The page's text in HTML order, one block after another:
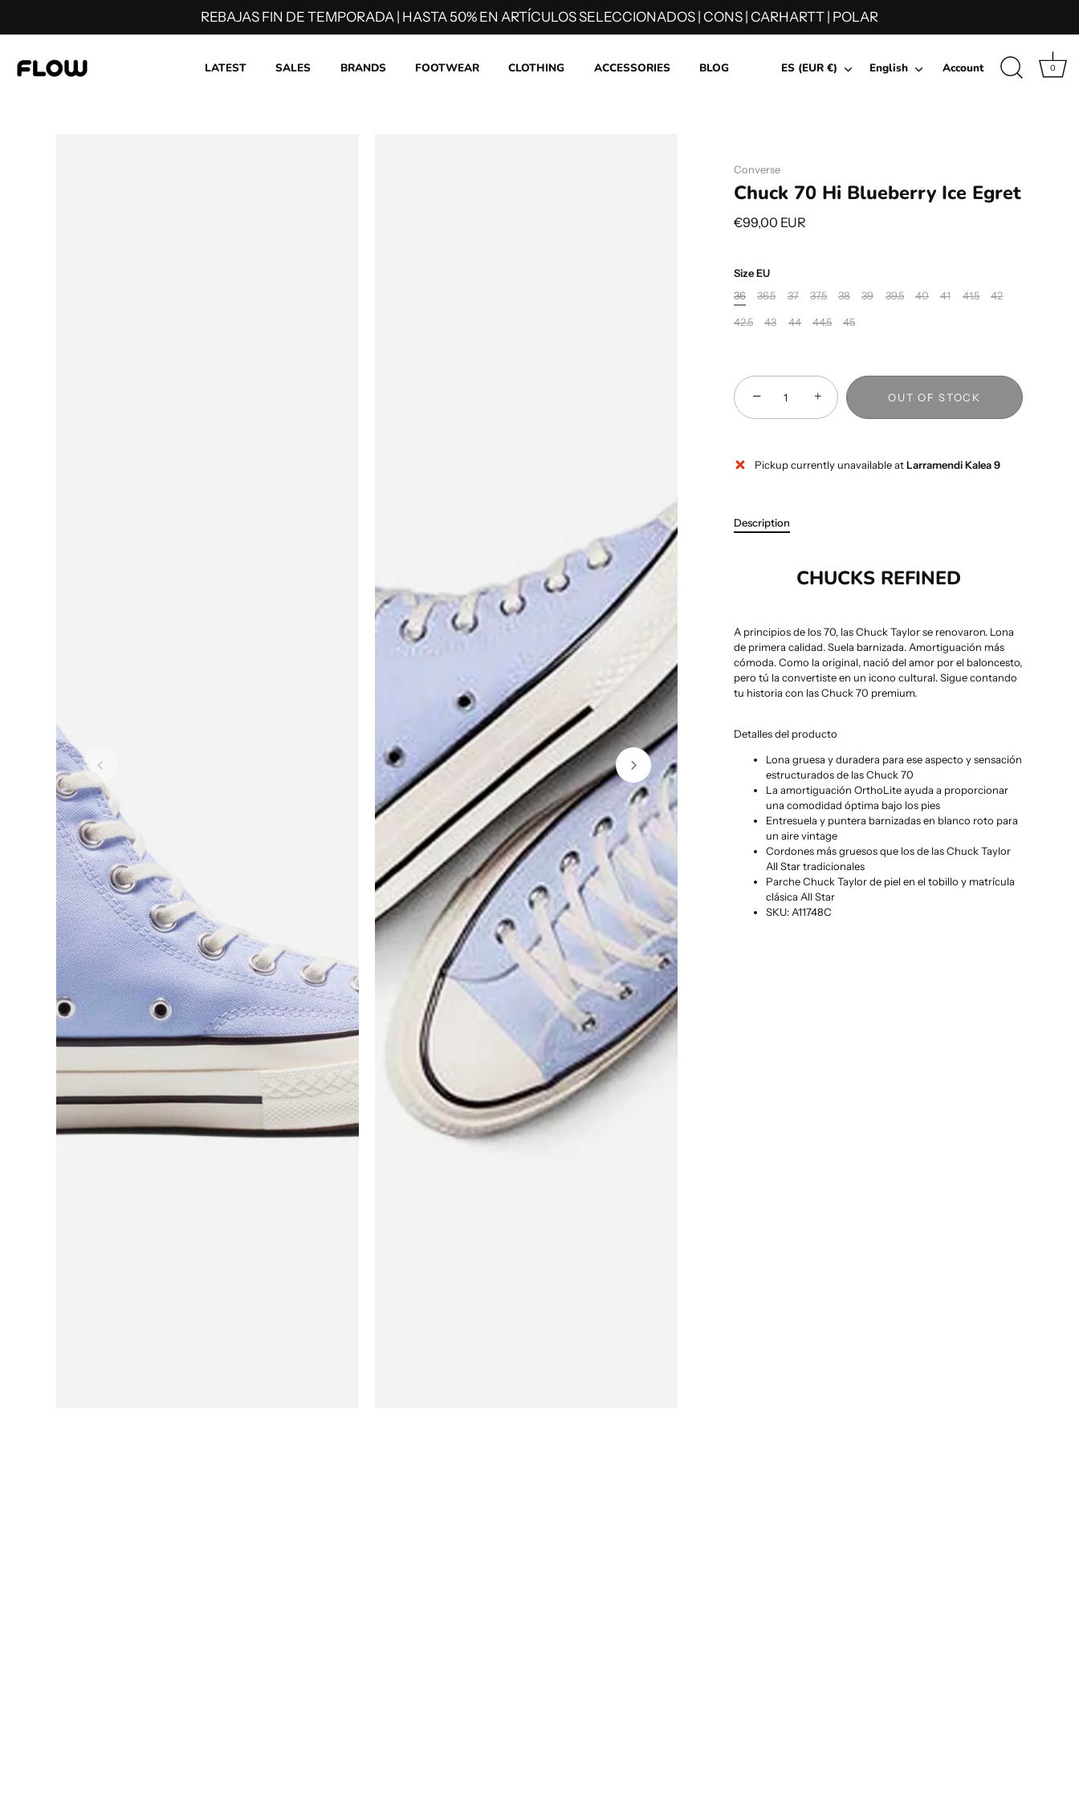
REBAJAS FIN DE TEMPORADA | HASTA 50% EN ARTÍCULOS SELECCIONADOS | CONS | CARHARTT | POLAR
LATEST SALES BRANDS FOOTWEAR CLOTHING ACCESSORIES BLOG Currency
ES (EUR €) Language
English Account 0
Converse
Chuck 70 Hi Blueberry Ice Egret
€99,00 EUR
Size EU
36
36.5 37 37.5 38 39 39.5 40 41 41.5 42
42.5 43 44 44.5 45
− + OUT OF STOCK
Pickup currently unavailable atLarramendi Kalea 9
Description
CHUCKS REFINED
A principios de los 70, las Chuck Taylor se renovaron. Lona
de primera calidad. Suela barnizada. Amortiguación más
cómoda. Como la original, nació del amor por el baloncesto,
pero tú la convertiste en un icono cultural. Sigue contando
tu historia con las Chuck 70 premium.
Detalles del producto
Lona gruesa y duradera para ese aspecto y sensación
estructurados de las Chuck 70
La amortiguación OrthoLite ayuda a proporcionar
una comodidad óptima bajo los pies
Entresuela y puntera barnizadas en blanco roto para
un aire vintage
Cordones más gruesos que los de las Chuck Taylor
All Star tradicionales
Parche Chuck Taylor de piel en el tobillo y matrícula
clásica All Star
SKU: A11748C